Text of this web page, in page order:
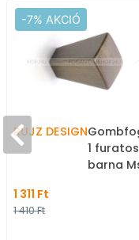
-7% AKCIÓ
RUJZ DESIGN
1
barna
1 311 Ft
1 410 Ft